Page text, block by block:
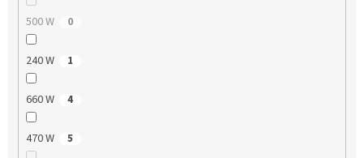
500 W 0
240 W 1
660 W 4
470 W 5